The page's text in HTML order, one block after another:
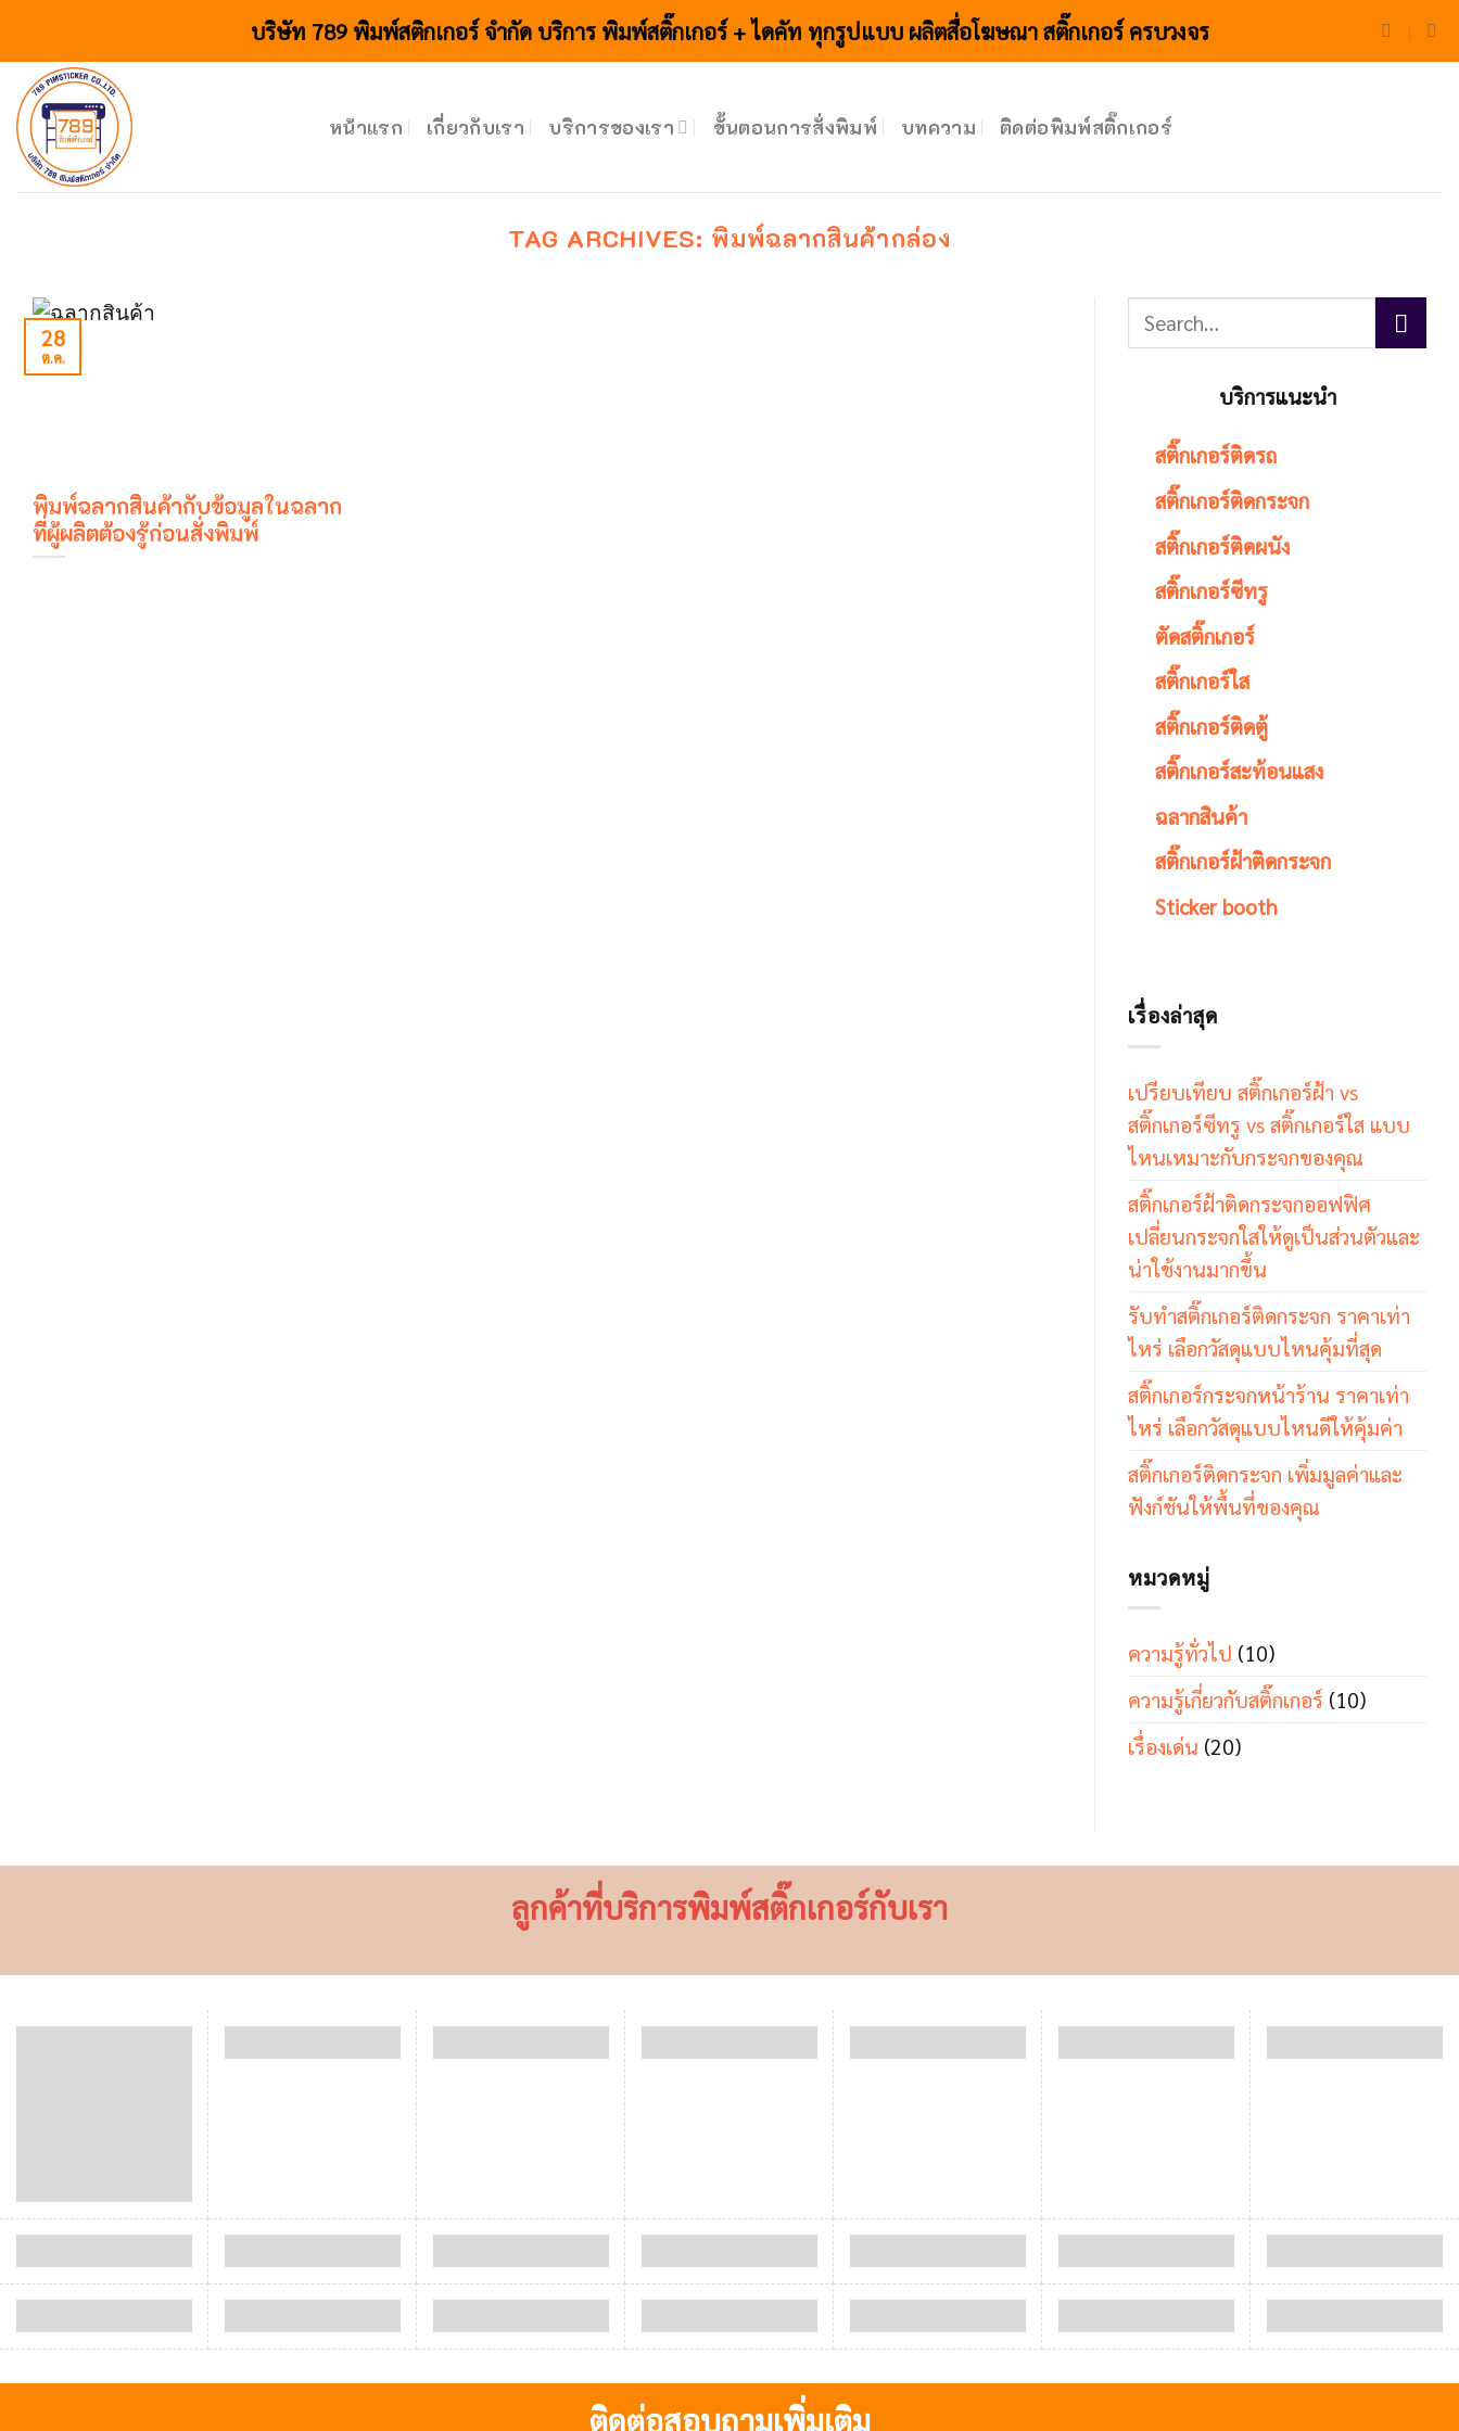
content
บริษัท 789 พิมพ์สติกเกอร์ จำกัด บริการ พิมพ์สติ๊กเกอร์ + ไดคัท ทุกรูปแบบ ผลิตสื่อโฆษณา สติ๊กเกอร์ ครบวงจร
หน้าแรก เกี่ยวกับเรา บริการของเรา ขั้นตอนการสั่งพิมพ์ บทความ ติดต่อพิมพ์สติ๊กเกอร์
TAG ARCHIVES: พิมพ์ฉลากสินค้ากล่อง
พิมพ์ฉลากสินค้ากับข้อมูลในฉลาก
ที่ผู้ผลิตต้องรู้ก่อนสั่งพิมพ์
28
ต.ค.
บริการแนะนำ
สติ๊กเกอร์ติดรถ
สติ๊กเกอร์ติดกระจก
สติ๊กเกอร์ติดผนัง
สติ๊กเกอร์ซีทรู
ตัดสติ๊กเกอร์
สติ๊กเกอร์ใส
สติ๊กเกอร์ติดตู้
สติ๊กเกอร์สะท้อนแสง
ฉลากสินค้า
สติ๊กเกอร์ฝ้าติดกระจก
Sticker booth
เรื่องล่าสุด
เปรียบเทียบ สติ๊กเกอร์ฝ้า vs
สติ๊กเกอร์ซีทรู vs สติ๊กเกอร์ใส แบบ
ไหนเหมาะกับกระจกของคุณ
สติ๊กเกอร์ฝ้าติดกระจกออฟฟิศ
เปลี่ยนกระจกใสให้ดูเป็นส่วนตัวและ
น่าใช้งานมากขึ้น
รับทำสติ๊กเกอร์ติดกระจก ราคาเท่า
ไหร่ เลือกวัสดุแบบไหนคุ้มที่สุด
สติ๊กเกอร์กระจกหน้าร้าน ราคาเท่า
ไหร่ เลือกวัสดุแบบไหนดีให้คุ้มค่า
สติ๊กเกอร์ติดกระจก เพิ่มมูลค่าและ
ฟังก์ชันให้พื้นที่ของคุณ
หมวดหมู่
ความรู้ทั่วไป (10)
ความรู้เกี่ยวกับสติ๊กเกอร์ (10)
เรื่องเด่น (20)
ลูกค้าที่บริการพิมพ์สติ๊กเกอร์กับเรา
ติดต่อสอบถามเพิ่มเติม